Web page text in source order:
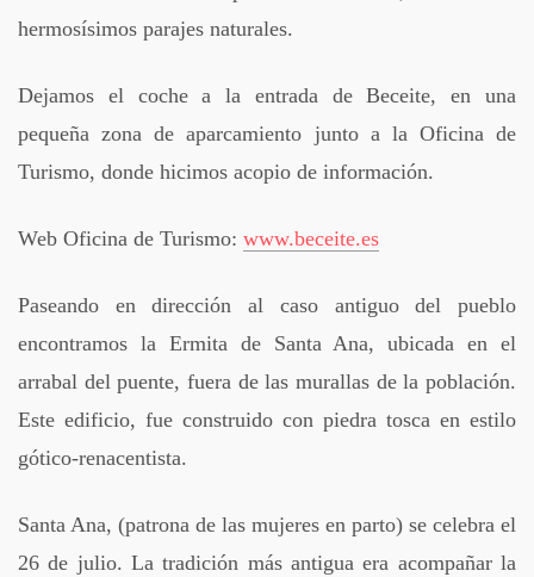
hermosísimos parajes naturales.
Dejamos el coche a la entrada de Beceite, en una
pequeña zona de aparcamiento junto a la Oficina de
Turismo, donde hicimos acopio de información.
Web Oficina de Turismo: www.beceite.es
Paseando en dirección al caso antiguo del pueblo
encontramos la Ermita de Santa Ana, ubicada en el
arrabal del puente, fuera de las murallas de la población.
Este edificio, fue construido con piedra tosca en estilo
gótico-renacentista.
Santa Ana, (patrona de las mujeres en parto) se celebra el
26 de julio. La tradición más antigua era acompañar la